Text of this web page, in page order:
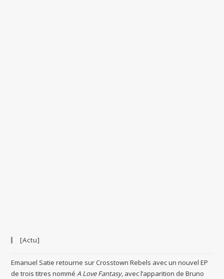
[Actu]
Emanuel Satie retourne sur Crosstown Rebels avec un nouvel EP
de trois titres nomméA Love Fantasy, avec l’apparition de Bruno